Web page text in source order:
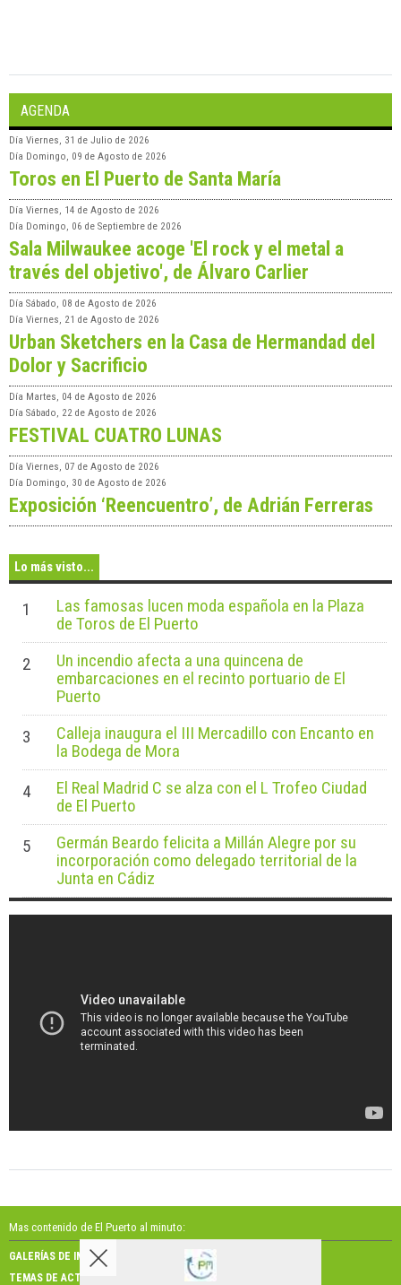
AGENDA
Día Viernes, 31 de Julio de 2026
Día Domingo, 09 de Agosto de 2026
Toros en El Puerto de Santa María
Día Viernes, 14 de Agosto de 2026
Día Domingo, 06 de Septiembre de 2026
Sala Milwaukee acoge 'El rock y el metal a
través del objetivo', de Álvaro Carlier
Día Sábado, 08 de Agosto de 2026
Día Viernes, 21 de Agosto de 2026
Urban Sketchers en la Casa de Hermandad del
Dolor y Sacrificio
Día Martes, 04 de Agosto de 2026
Día Sábado, 22 de Agosto de 2026
FESTIVAL CUATRO LUNAS
Día Viernes, 07 de Agosto de 2026
Día Domingo, 30 de Agosto de 2026
Exposición ‘Reencuentro’, de Adrián Ferreras
Lo más visto...
1
Las famosas lucen moda española en la Plaza
de Toros de El Puerto
2
Un incendio afecta a una quincena de
embarcaciones en el recinto portuario de El
Puerto
3
Calleja inaugura el III Mercadillo con Encanto en
la Bodega de Mora
4
El Real Madrid C se alza con el L Trofeo Ciudad
de El Puerto
5
Germán Beardo felicita a Millán Alegre por su
incorporación como delegado territorial de la
Junta en Cádiz
Mas contenido de El Puerto al minuto:
GALERÍAS DE IMÁGENES
GALERÍAS DE VÍDEOS
TEMAS DE ACTUALIDAD
NOSOTROS